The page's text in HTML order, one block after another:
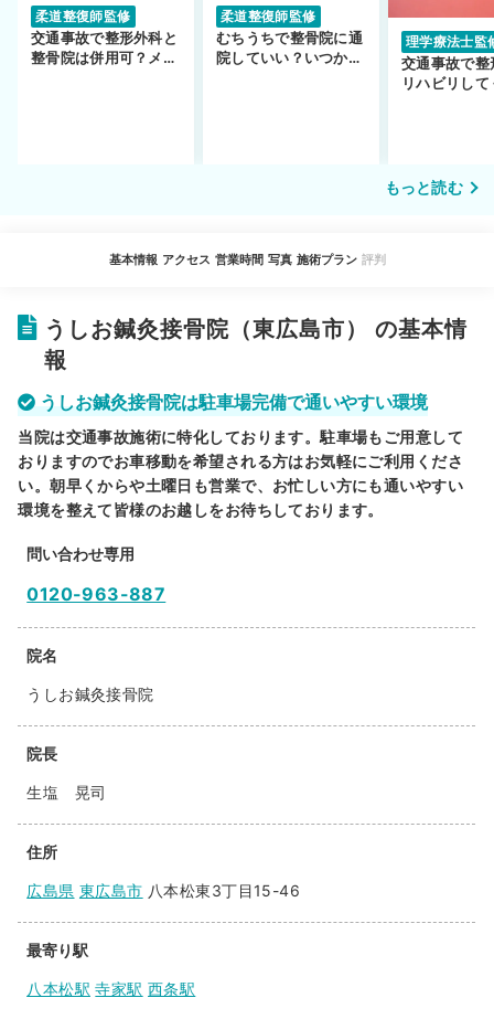
柔道整復師監修
交通事故で整形外科と
整骨院は併用可？メリ
柔道整復師監修
むちうちで整骨院に通
院していい？いつから
理学療法士監
交通事故で整
リハビリして
もっと読む
基本情報 アクセス 営業時間 写真 施術プラン 評判
うしお鍼灸接骨院（東広島市） の基本情
報
うしお鍼灸接骨院は駐車場完備で通いやすい環境
当院は交通事故施術に特化しております。駐車場もご用意して
おりますのでお車移動を希望される方はお気軽にご利用くださ
い。朝早くからや土曜日も営業で、お忙しい方にも通いやすい
環境を整えて皆様のお越しをお待ちしております。
問い合わせ専用
0120-963-887
院名
うしお鍼灸接骨院
院長
生塩 晃司
住所
広島県 東広島市 八本松東3丁目15-46
最寄り駅
八本松駅 寺家駅 西条駅